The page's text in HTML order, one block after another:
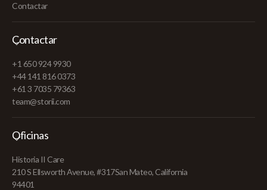
Contactar
Contactar
+1 650 924 9930
+44 141 816 0373
+61 3 7035 79363
team@storii.com
Oficinas
Historia II Care
210 S Ellsworth Avenue, #317San Mateo, California
94401